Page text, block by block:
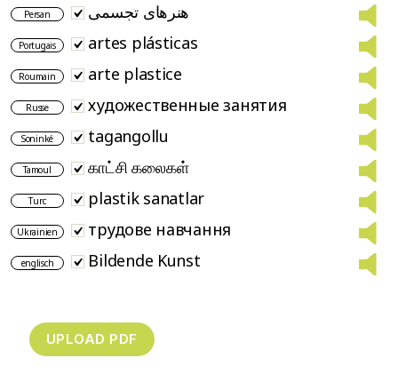
Persan هنرهای تجسمی
Portugais artes plásticas
Roumain arte plastice
Russe художественные занятия
Soninké tagangollu
Tamoul காட்சி கலைகள்
Turc plastik sanatlar
Ukrainien трудове навчання
englisch Bildende Kunst